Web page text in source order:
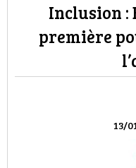
13/
Inclusion :
première